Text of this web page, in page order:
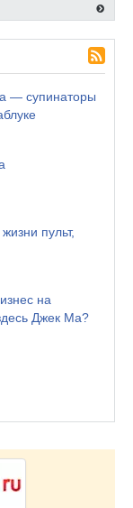
— супинаторы
пульт,
на
Джек Ма?